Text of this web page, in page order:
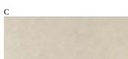
C